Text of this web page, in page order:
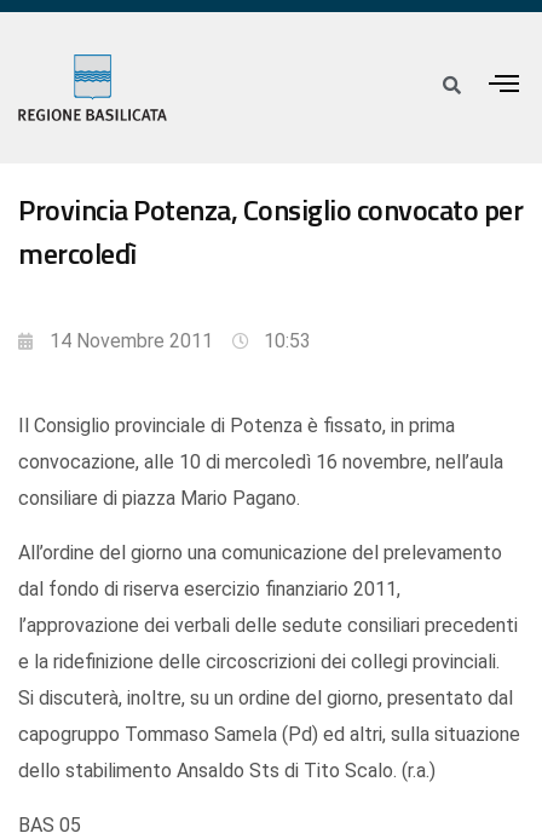
Provincia Potenza, Consiglio convocato per
mercoledì
14 Novembre 2011 10:53
Il Consiglio provinciale di Potenza è fissato, in prima
convocazione, alle 10 di mercoledì 16 novembre, nell’aula
consiliare di piazza Mario Pagano.
All’ordine del giorno una comunicazione del prelevamento
dal fondo di riserva esercizio finanziario 2011,
l’approvazione dei verbali delle sedute consiliari precedenti
e la ridefinizione delle circoscrizioni dei collegi provinciali.
Si discuterà, inoltre, su un ordine del giorno, presentato dal
capogruppo Tommaso Samela (Pd) ed altri, sulla situazione
dello stabilimento Ansaldo Sts di Tito Scalo. (r.a.)
BAS 05